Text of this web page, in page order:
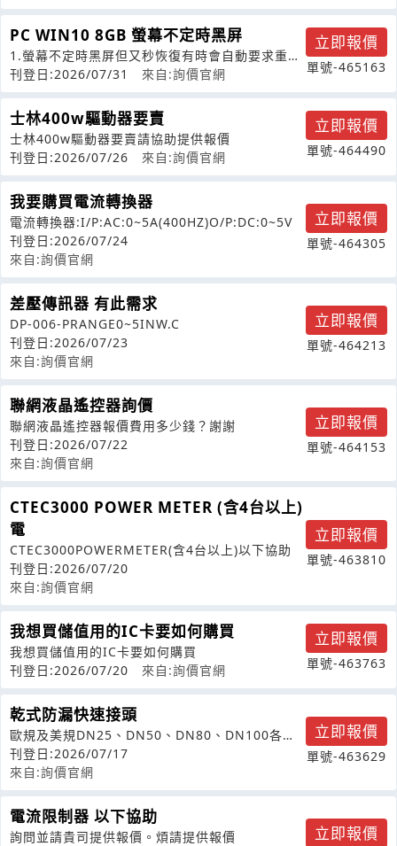
PC WIN10 8GB 螢幕不定時黑屏
1.螢幕不定時黑屏但又秒恢復有時會自動要求重開
機2.請問有現成組裝電腦販賣嗎(不
刊登日:2026/07/31 來自:詢價官網
立即報價
單號-465163
士林400w驅動器要賣
士林400w驅動器要賣請協助提供報價
刊登日:2026/07/26
來自:詢價官網
立即報價
單號-464490
我要購買電流轉換器
電流轉換器:I/P:AC:0~5A(400HZ)O/P:DC:0~5V
刊登日:2026/07/24
來自:詢價官網
立即報價
單號-464305
差壓傳訊器 有此需求
DP-006-PRANGE0~5INW.C
刊登日:2026/07/23
來自:詢價官網
立即報價
單號-464213
聯網液晶遙控器詢價
聯網液晶遙控器報價費用多少錢？謝謝
刊登日:2026/07/22
來自:詢價官網
立即報價
單號-464153
CTEC3000 POWER METER (含4台以上)
電
CTEC3000POWERMETER(含4台以上)以下協助
刊登日:2026/07/20
來自:詢價官網
立即報價
單號-463810
我想買儲值用的IC卡要如何購買
我想買儲值用的IC卡要如何購買
刊登日:2026/07/20
來自:詢價官網
立即報價
單號-463763
乾式防漏快速接頭
歐規及美規DN25、DN50、DN80、DN100各尺
寸，報價及產品圖片
刊登日:2026/07/17
來自:詢價官網
立即報價
單號-463629
電流限制器 以下協助
詢問並請貴司提供報價。煩請提供報價
立即報價